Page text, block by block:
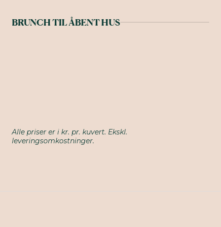
BRUNCH TIL ÅBENT HUS
Alle priser er i kr. pr. kuvert. Ekskl.
leveringsomkostninger.